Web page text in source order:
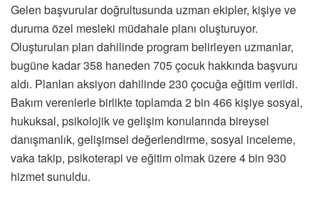
Gelen başvurular doğrultusunda uzman ekipler, kişiye ve
duruma özel mesleki müdahale planı oluşturuyor.
Oluşturulan plan dahilinde program belirleyen uzmanlar,
bugüne kadar 358 haneden 705 çocuk hakkında başvuru
aldı. Planlan aksiyon dahilinde 230 çocuğa eğitim verildi.
Bakım verenlerle birlikte toplamda 2 bin 466 kişiye sosyal,
hukuksal, psikolojik ve gelişim konularında bireysel
danışmanlık, gelişimsel değerlendirme, sosyal inceleme,
vaka takip, psikoterapi ve eğitim olmak üzere 4 bin 930
hizmet sunuldu.